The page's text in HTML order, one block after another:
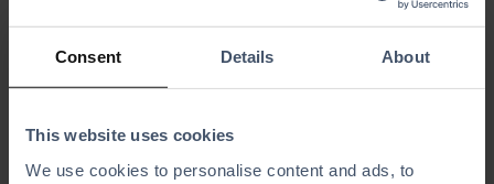
Consent Details About
This website uses cookies
We use cookies to personalise content and ads, to
Automatice el crecimiento de su centro de
entretenimiento familiar gracias a nuestro software de